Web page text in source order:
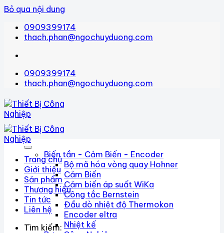
Bỏ qua nội dung
0909399174
thach.phan@ngochuyduong.com
0909399174
thach.phan@ngochuyduong.com
Trang chủ
Giới thiệu
Sản phẩm
Thương hiệu
Tin tức
Liên hệ
Tìm kiếm:
Biến tần - Cảm Biến - Encoder
Bộ mã hóa vòng quay Hohner
Cảm Biến
Cảm biến áp suất WiKa
Công tắc Bernstein
Đầu dò nhiệt độ Thermokon
Encoder eltra
Nhiệt kế